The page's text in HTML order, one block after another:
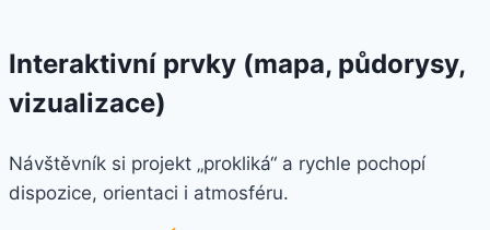
Interaktivní prvky (mapa, půdorysy,
vizualizace)
Návštěvník si projekt „prokliká“ a rychle pochopí
dispozice, orientaci i atmosféru.